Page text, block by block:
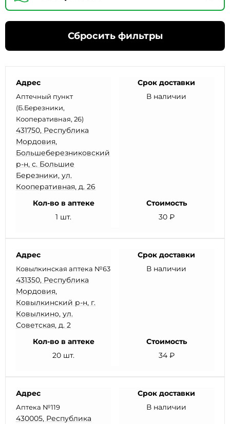
Сбросить фильтры
Адрес
Аптечный пункт
(Б.Березники,
Кооперативная, 26)
431750, Республика
Мордовия,
Большеберезниковский
р-н, с. Большие
Березники, ул.
Кооперативная, д. 26
Срок доставки
В наличии
Кол-во в аптеке
1 шт.
Стоимость
30 ₽
Адрес
Ковылкинская аптека №63
431350, Республика
Мордовия,
Ковылкинский р-н, г.
Ковылкино, ул.
Советская, д. 2
Срок доставки
В наличии
Кол-во в аптеке
20 шт.
Стоимость
34 ₽
Адрес
Аптека №119
430005, Республика
Срок доставки
В наличии